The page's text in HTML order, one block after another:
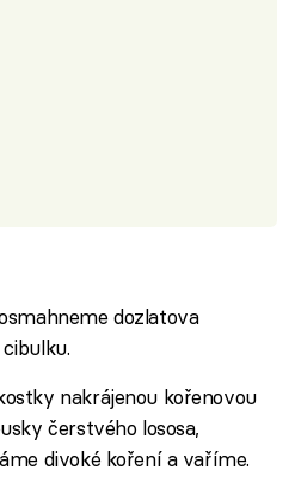
dozlatova
nakrájenou kořenovou
čerstvého lososa,
divoké koření a vaříme.